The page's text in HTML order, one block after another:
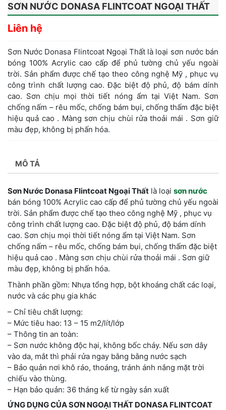
SƠN NƯỚC DONASA FLINTCOAT NGOẠI THẤT
Liên hệ
Sơn Nước Donasa Flintcoat Ngoại Thất là loại sơn nước bán
bóng 100% Acrylic cao cấp để phủ tường chủ yếu ngoài
trời. Sản phẩm được chế tạo theo công nghệ Mỹ , phục vụ
công trình chất lượng cao. Đặc biệt độ phủ, độ bám dính
cao. Sơn chịu mọi thời tiết nóng ẩm tại Việt Nam. Sơn
chống nấm – rêu mốc, chống bám bụi, chống thấm đặc biệt
hiệu quả cao . Màng sơn chịu chùi rửa thoải mái . Sơn giữ
màu đẹp, không bị phấn hóa.
MÔ TẢ
Sơn Nước Donasa Flintcoat Ngoại Thất là loại sơn nước
bán bóng 100% Acrylic cao cấp để phủ tường chủ yếu ngoài
trời. Sản phẩm được chế tạo theo công nghệ Mỹ , phục vụ
công trình chất lượng cao. Đặc biệt độ phủ, độ bám dính
cao. Sơn chịu mọi thời tiết nóng ẩm tại Việt Nam. Sơn
chống nấm – rêu mốc, chống bám bụi, chống thấm đặc biệt
hiệu quả cao . Màng sơn chịu chùi rửa thoải mái . Sơn giữ
màu đẹp, không bị phấn hóa.
Thành phần gồm: Nhựa tổng hợp, bột khoáng chất các loại,
nước và các phụ gia khác
– Chỉ tiêu chất lượng:
– Mức tiêu hao: 13 – 15 m2/lít/lớp
– Thông tin an toàn:
– Sơn nước không độc hại, không bốc cháy. Nếu sơn dây
vào da, mắt thì phải rửa ngay bằng bằng nước sạch
– Bảo quản nơi khô ráo, thoáng, tránh ánh nắng mặt trời
chiếu vào thùng.
– Hạn bảo quản: 36 tháng kể từ ngày sản xuất
ỨNG DỤNG CỦA SƠN NGOẠI THẤT DONASA FLINTCOAT